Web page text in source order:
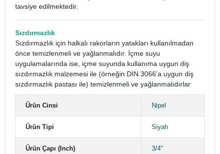
tavsiye edilmektedir.
Sızdırmazlık
Sızdırmazlık için halkalı rakorların yatakları kullanılmadan
önce temizlenmeli ve yağlanmalıdır. İçme suyu
uygulamalarında ise, içme suyunda kullanıma uygun diş
sızdırmazlık malzemesi ile (örneğin DIN 3066’a uygun diş
sızdırmazlık pastası ile) temizlenmeli ve yağlanmalıdırlar
Ürün Cinsi Nipel
Ürün Tipi Siyah
Ürün Çapı (Inch) 3/4"